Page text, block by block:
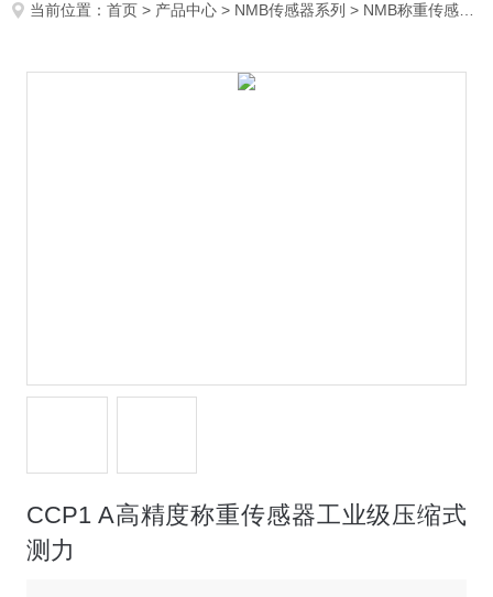
当前位置：首页 > 产品中心 > NMB传感器系列 > NMB称重传感器
CCP1 A高精度称重传感器工业级压缩式
测力